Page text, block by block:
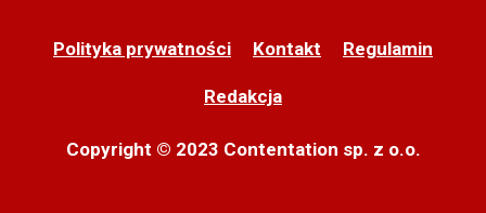
Polityka prywatności Kontakt Regulamin
Redakcja
Copyright © 2023 Contentation sp. z o.o.